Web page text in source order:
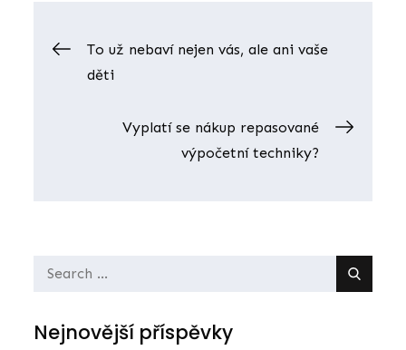
Navigace
příspěvek
To už nebaví nejen vás, ale ani vaše
děti
Vyplatí se nákup repasované
výpočetní techniky?
Search
Nejnovější příspěvky